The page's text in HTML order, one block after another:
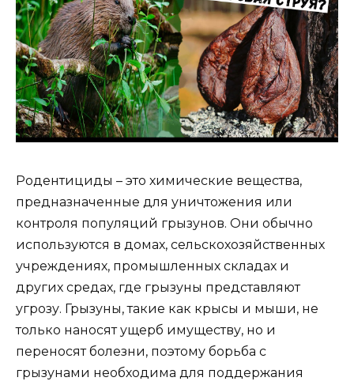
Родентициды – это химические вещества,
предназначенные для уничтожения или
контроля популяций грызунов. Они обычно
используются в домах, сельскохозяйственных
учреждениях, промышленных складах и
других средах, где грызуны представляют
угрозу. Грызуны, такие как крысы и мыши, не
только наносят ущерб имуществу, но и
переносят болезни, поэтому борьба с
грызунами необходима для поддержания